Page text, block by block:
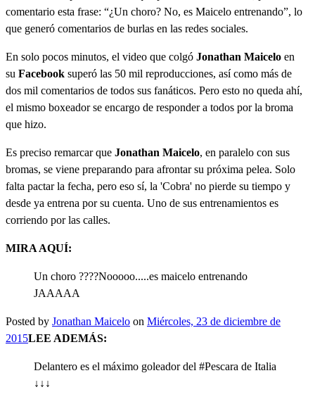
comentario esta frase: “¿Un choro? No, es Maicelo entrenando”, lo
que generó comentarios de burlas en las redes sociales.
En solo pocos minutos, el video que colgó Jonathan Maicelo en
su Facebook superó las 50 mil reproducciones, así como más de
dos mil comentarios de todos sus fanáticos. Pero esto no queda ahí,
el mismo boxeador se encargo de responder a todos por la broma
que hizo.
Es preciso remarcar que Jonathan Maicelo, en paralelo con sus
bromas, se viene preparando para afrontar su próxima pelea. Solo
falta pactar la fecha, pero eso sí, la 'Cobra' no pierde su tiempo y
desde ya entrena por su cuenta. Uno de sus entrenamientos es
corriendo por las calles.
MIRA AQUÍ:
Un choro ????Nooooo.....es maicelo entrenando
JAAAAA
Posted by Jonathan Maicelo on Miércoles, 23 de diciembre de
2015LEE ADEMÁS:
Delantero es el máximo goleador del #Pescara de Italia
↓↓↓